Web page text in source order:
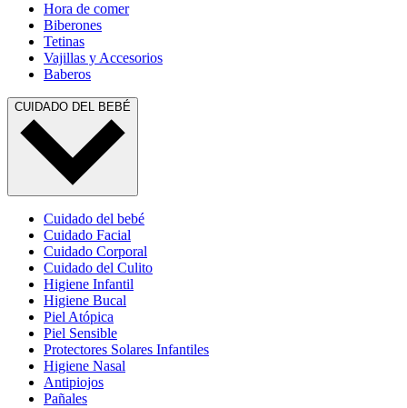
Hora de comer
Biberones
Tetinas
Vajillas y Accesorios
Baberos
CUIDADO DEL BEBÉ
Cuidado del bebé
Cuidado Facial
Cuidado Corporal
Cuidado del Culito
Higiene Infantil
Higiene Bucal
Piel Atópica
Piel Sensible
Protectores Solares Infantiles
Higiene Nasal
Antipiojos
Pañales